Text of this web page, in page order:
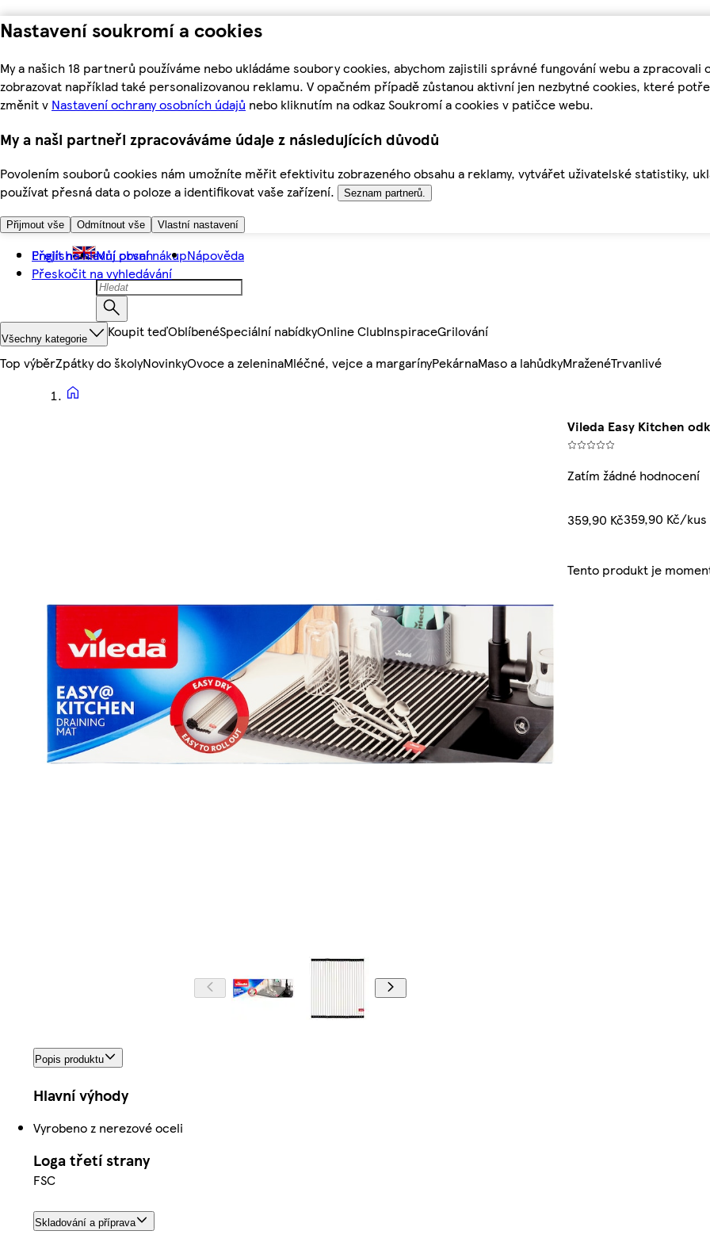
Nastavení soukromí a cookies
My a našich 18 partnerů používáme nebo ukládáme soubory cookies, abychom zajistili správné fungování webu a
zobrazovat například také personalizovanou reklamu. V opačném případě zůstanou aktivní jen nezbytné cookies, které
změnit v Nastavení ochrany osobních údajů nebo kliknutím na odkaz Soukromí a cookies v patičce webu.
My a naši partneři zpracováváme údaje z následujících důvodů
Povolením souborů cookies nám umožníte měřit efektivitu zobrazeného obsahu a reklamy, vytvářet uživatelské statistiky,
používat přesná data o poloze a identifikovat vaše zařízení.
Seznam partnerů.
Přijmout vše Odmítnout vše Vlastní nastavení
Přejít na hlavní obsah
Přeskočit na vyhledávání
English Můj první nákupNápověda
Všechny kategorie Koupit teďOblíbenéSpeciální nabídkyOnline ClubInspiraceGrilování
Top výběrZpátky do školyNovinkyOvoce a zeleninaMléčné, vejce a margarínyPekárnaMaso a lahůdkyMraženéTrvanlivé
Vileda Easy Kitchen
Zatím žádné hodnocení
359,90 Kč359,90 Kč/kus
Tento produkt je
Popis produktu
Hlavní výhody
Vyrobeno z nerezové oceli
Loga třetí strany
FSC
Skladování a příprava